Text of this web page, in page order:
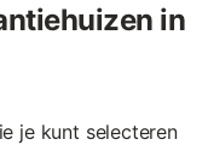
in
je kunt selecteren